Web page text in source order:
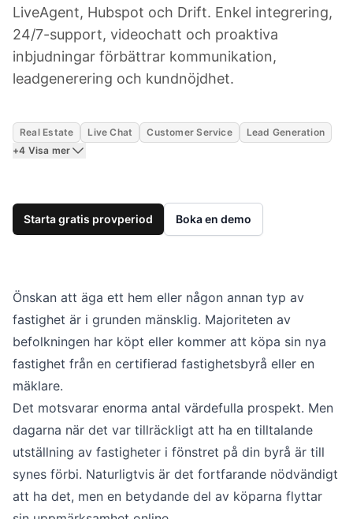
LiveAgent, Hubspot och Drift. Enkel integrering,
24/7-support, videochatt och proaktiva
inbjudningar förbättrar kommunikation,
leadgenerering och kundnöjdhet.
Real Estate Live Chat Customer Service
Lead Generation
+4 Visa mer
Starta gratis provperiod Boka en demo
Önskan att äga ett hem eller någon annan typ av
fastighet är i grunden mänsklig. Majoriteten av
befolkningen har köpt eller kommer att köpa sin nya
fastighet från en certifierad fastighetsbyrå eller en
mäklare.
Det motsvarar enorma antal värdefulla prospekt. Men
dagarna när det var tillräckligt att ha en tilltalande
utställning av fastigheter i fönstret på din byrå är till
synes förbi. Naturligtvis är det fortfarande nödvändigt
att ha det, men en betydande del av köparna flyttar